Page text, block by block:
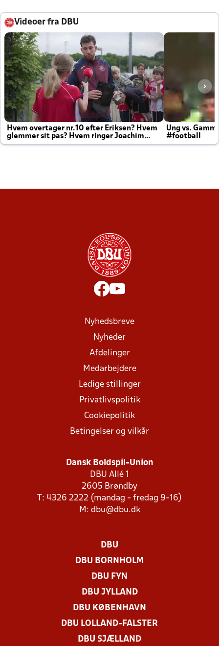
Videoer fra DBU
Hvem overtager nr.10 efter Eriksen? Hvem
glemmer sit pas? Hvem ringer Joachim
altid til efter kampe?
Ung vs.
#football
Nyhedsbreve
Nyheder
Afdelinger
Medarbejdere
Ledige stillinger
Privatlivspolitik
Cookiepolitik
Betingelser og vilkår
Dansk Boldspil-Union
DBU Allé 1
2605 Brøndby
T: 4326 2222 (mandag - fredag 9-16)
M: dbu@dbu.dk
DBU
DBU BORNHOLM
DBU FYN
DBU JYLLAND
DBU KØBENHAVN
DBU LOLLAND-FALSTER
DBU SJÆLLAND